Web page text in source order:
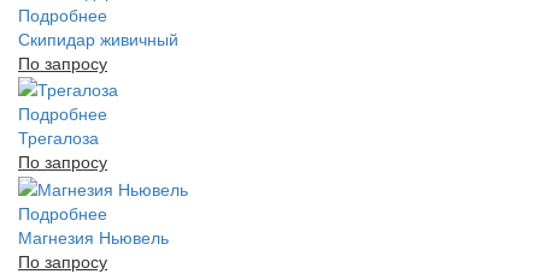
Подробнее
Скипидар живичный
По запросу
Подробнее
Трегалоза
По запросу
Подробнее
Магнезия Ньювель
По запросу